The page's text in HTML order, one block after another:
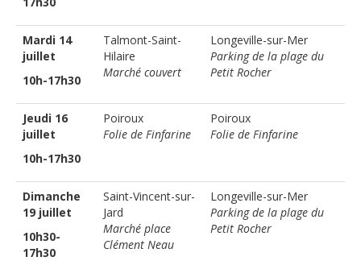
Mardi 14
juillet
10h-17h30
Talmont-Saint-
Hilaire
Marché couvert
Longeville-sur-Mer
Parking de la plage du
Petit Rocher
Jeudi 16
juillet
10h-17h30
Poiroux
Folie de Finfarine
Poiroux
Folie de Finfarine
Dimanche
19 juillet
10h30-
17h30
Saint-Vincent-sur-
Jard
Marché place
Clément Neau
Longeville-sur-Mer
Parking de la plage du
Petit Rocher